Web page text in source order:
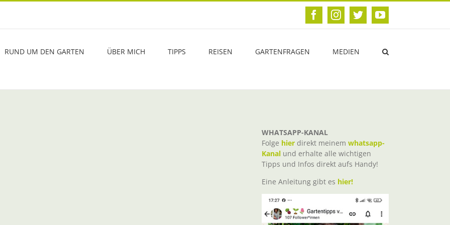
FacebookInstagram
TwitterYouTube
RUND UM DEN GARTEN ÜBER MICH TIPPS REISEN GARTENFRAGEN MEDIEN
WHATSAPP-KANAL
Folge hier direkt meinem whatsapp-
Kanal und erhalte alle wichtigen
Tipps und Infos direkt aufs Handy!
Eine Anleitung gibt es hier!